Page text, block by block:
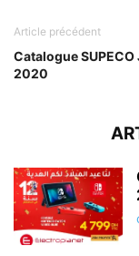
Article précédent
Catalogue
2020